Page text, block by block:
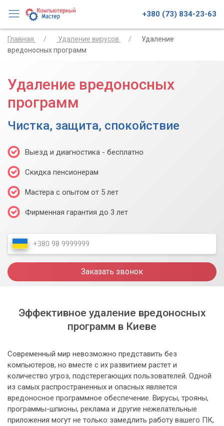
+380 (73) 834-23-63
Главная Удаление вирусов
Удаление
вредоносных программ
Удаление вредоносных
программ
Чистка, защита, спокойствие
Выезд и диагностика - бесплатно
Скидка пенсионерам
Мастера с опытом от 5 лет
Фирменная гарантия до 3 лет
Заказать звонок
Эффективное удаление вредоносных
программ в Киеве
Современный мир невозможно представить без
компьютеров, но вместе с их развитием растет и
количество угроз, подстерегающих пользователей. Одной
из самых распространенных и опасных является
вредоносное программное обеспечение. Вирусы, трояны,
программы-шпионы, реклама и другие нежелательные
приложения могут не только замедлить работу вашего ПК,